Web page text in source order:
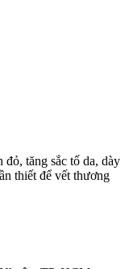
đỏ, tăng sắc tố da, dày
thiết để vết thương